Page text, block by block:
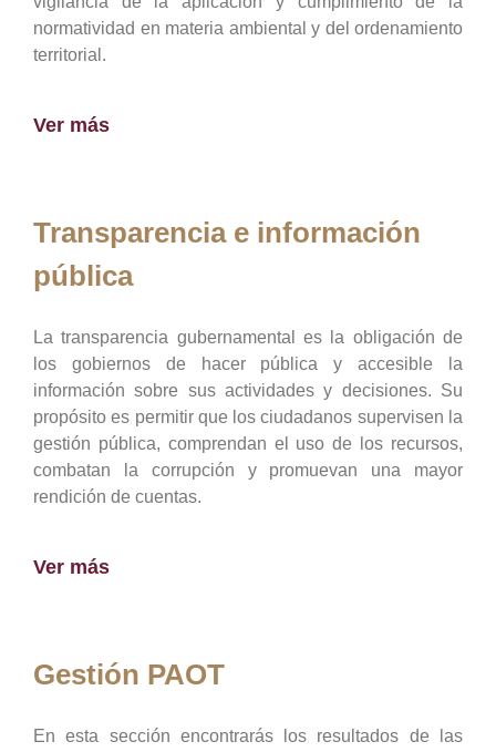
normatividad en materia ambiental y del ordenamiento
territorial.
Ver más
Transparencia e información
pública
La transparencia gubernamental es la obligación de
los gobiernos de hacer pública y accesible la
información sobre sus actividades y decisiones. Su
propósito es permitir que los ciudadanos supervisen la
gestión pública, comprendan el uso de los recursos,
combatan la corrupción y promuevan una mayor
rendición de cuentas.
Ver más
Gestión PAOT
En esta sección encontrarás los resultados de las